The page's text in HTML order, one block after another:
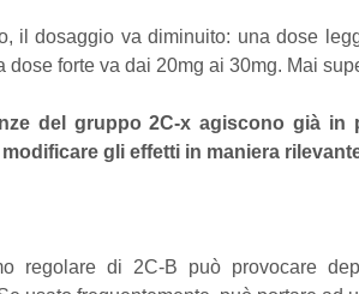
il dosaggio va diminuito: una dose
dose forte va dai 20mg ai 30mg. Mai
del gruppo 2C-x agiscono già
gli effetti in maniera
regolare di 2C-B può provocare